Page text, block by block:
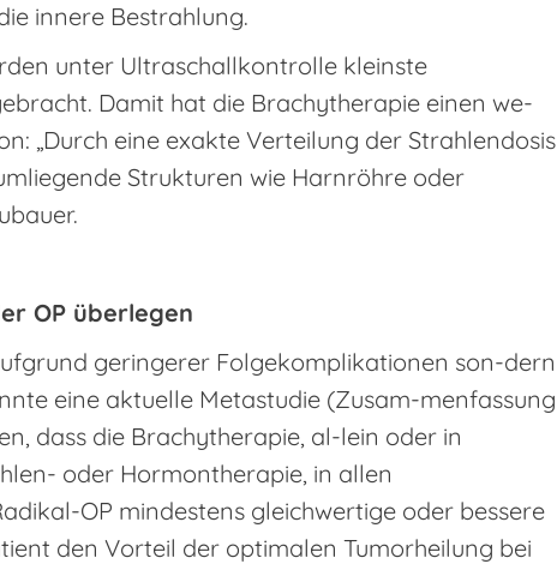
innere Bestrahlung.
unter Ultraschallkontrolle kleinste
Damit hat die Brachytherapie einen we-
„Durch eine exakte Verteilung der Strahlendosis
Strukturen wie Harnröhre oder
OP überlegen
geringerer Folgekomplikationen son-dern
eine aktuelle Metastudie (Zusam-menfassung
dass die Brachytherapie, al-lein oder in
oder Hormontherapie, in allen
OP mindestens gleichwertige oder bessere
den Vorteil der optimalen Tumorheilung bei